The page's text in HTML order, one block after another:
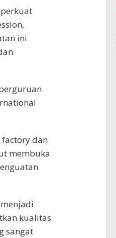
ini
dan
membuka
kualitas
sangat